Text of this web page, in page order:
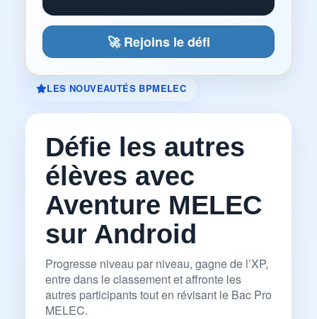
🚀 Rejoins le défi
LES NOUVEAUTÉS BPMELEC
Défie les autres
élèves avec
Aventure MELEC
sur Android
Progresse niveau par niveau, gagne de l’XP,
entre dans le classement et affronte les
autres participants tout en révisant le Bac Pro
MELEC.